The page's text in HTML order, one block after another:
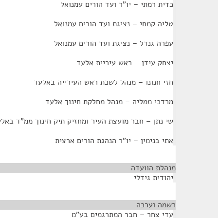
כדית רמתי – יו"ר ועד הורים עמנואל
טליה קמחי – נציגת ועד הורים עמנואל
עפרה גנדל – נציגת ועד הורים עמנואל
יצחק עידן – ראש עיריית אלעד
חזי חנונו – מנהל לשכת ראש העירייה באלעד
מרדכי ממליה – מנהל מחלקת חינוך אלעד
שי נתן – חבר מועצת העיר ומחזיק תיק חינוך ממ"ד
אתי בנימין – יו"ר הנהגת הורים ארצית
מנהלת הוועדה
יהודית גידלי
רשמה וערכה
עדי צחר – חבר המתרגמים בע"מ